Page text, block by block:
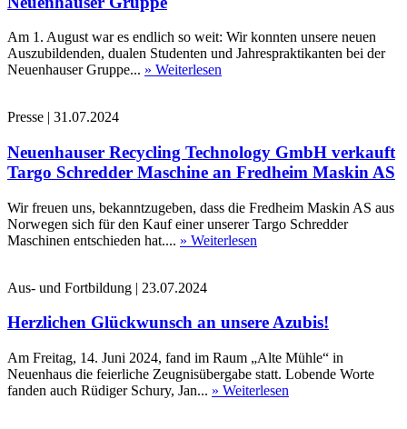
Am 1. August war es endlich so weit: Wir konnten unsere neuen
Auszubildenden, dualen Studenten und Jahrespraktikanten bei der
Neuenhauser Gruppe... » Weiterlesen
Presse | 31.07.2024
Neuenhauser Recycling Technology GmbH verkauft
Targo Schredder Maschine an Fredheim Maskin AS
Wir freuen uns, bekanntzugeben, dass die Fredheim Maskin AS aus
Norwegen sich für den Kauf einer unserer Targo Schredder
Maschinen entschieden hat.... » Weiterlesen
Aus- und Fortbildung | 23.07.2024
Herzlichen Glückwunsch an unsere Azubis!
Am Freitag, 14. Juni 2024, fand im Raum „Alte Mühle“ in
Neuenhaus die feierliche Zeugnisübergabe statt. Lobende Worte
fanden auch Rüdiger Schury, Jan... » Weiterlesen